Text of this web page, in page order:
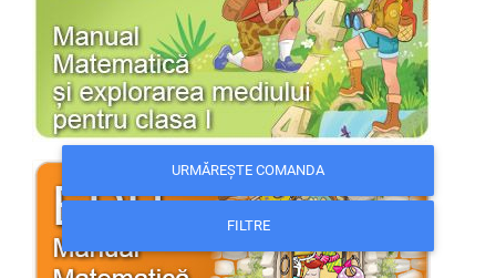
URMĂREȘTE COMANDA
FILTRE